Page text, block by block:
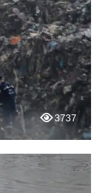
3737